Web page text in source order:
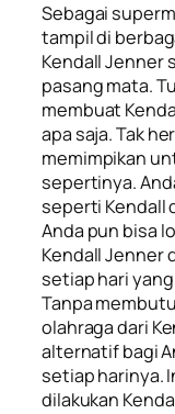
Sebagai
tampil di
Kendall Jenner
pasang mata.
membuat
apa saja. Tak
memimpikan
sepertinya.
seperti Kendall
Anda pun bisa
Kendall Jenner
setiap hari
Tanpa
olahraga dari
alternatif bagi
setiap harinya.
dilakukan